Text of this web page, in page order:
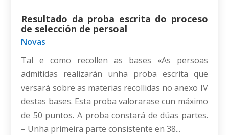
Resultado da proba escrita do proceso
de selección de persoal
Novas
Tal e como recollen as bases «As persoas
admitidas realizarán unha proba escrita que
versará sobre as materias recollidas no anexo IV
destas bases. Esta proba valorarase cun máximo
de 50 puntos. A proba constará de dúas partes.
– Unha primeira parte consistente en 38...